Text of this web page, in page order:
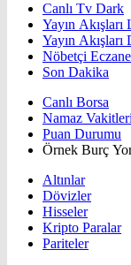
Canlı Tv Dark
Yayın Akışları
Yayın Akışları
Nöbetçi
Son Dakika
Canlı Borsa
Namaz Vakitleri
Puan Durumu
Örnek Burç
Altınlar
Dövizler
Hisseler
Kripto Paralar
Pariteler